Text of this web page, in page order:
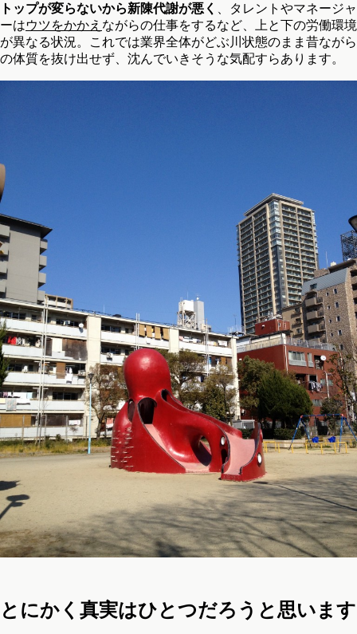
トップが変らないから新陳代謝が悪く 、タレントやマネージャ
ーはウツをかかえ ながらの仕事をするなど、上と下の労働環境
が異なる状況。これでは業界全体がどぶ川状態のまま昔ながら
の体質を抜け出せず、沈んでいきそうな気配すらあります。
とにかく真実はひとつだろうと思います